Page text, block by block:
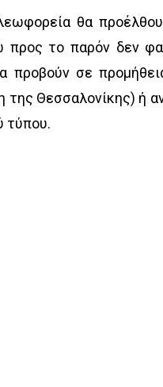
θα
το παρόν δεν
προβούν σε
Θεσσαλονίκης) ή
τύπου.